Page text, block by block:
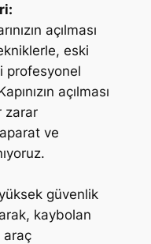
açılması
eski
profesyonel
açılması
zarar
ve
güvenlik
kaybolan
araç